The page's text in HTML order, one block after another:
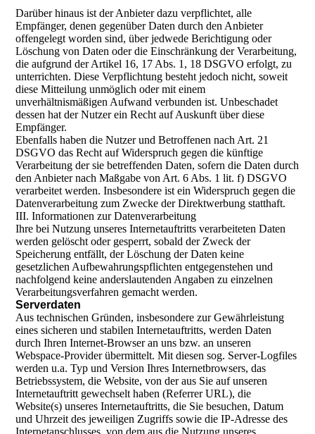
Darüber hinaus ist der Anbieter dazu verpflichtet, alle
Empfänger, denen gegenüber Daten durch den Anbieter
offengelegt worden sind, über jedwede Berichtigung oder
Löschung von Daten oder die Einschränkung der Verarbeitung,
die aufgrund der Artikel 16, 17 Abs. 1, 18 DSGVO erfolgt, zu
unterrichten. Diese Verpflichtung besteht jedoch nicht, soweit
diese Mitteilung unmöglich oder mit einem
unverhältnismäßigen Aufwand verbunden ist. Unbeschadet
dessen hat der Nutzer ein Recht auf Auskunft über diese
Empfänger.
Ebenfalls haben die Nutzer und Betroffenen nach Art. 21
DSGVO das Recht auf Widerspruch gegen die künftige
Verarbeitung der sie betreffenden Daten, sofern die Daten durch
den Anbieter nach Maßgabe von Art. 6 Abs. 1 lit. f) DSGVO
verarbeitet werden. Insbesondere ist ein Widerspruch gegen die
Datenverarbeitung zum Zwecke der Direktwerbung statthaft.
III. Informationen zur Datenverarbeitung
Ihre bei Nutzung unseres Internetauftritts verarbeiteten Daten
werden gelöscht oder gesperrt, sobald der Zweck der
Speicherung entfällt, der Löschung der Daten keine
gesetzlichen Aufbewahrungspflichten entgegenstehen und
nachfolgend keine anderslautenden Angaben zu einzelnen
Verarbeitungsverfahren gemacht werden.
Serverdaten
Aus technischen Gründen, insbesondere zur Gewährleistung
eines sicheren und stabilen Internetauftritts, werden Daten
durch Ihren Internet-Browser an uns bzw. an unseren
Webspace-Provider übermittelt. Mit diesen sog. Server-Logfiles
werden u.a. Typ und Version Ihres Internetbrowsers, das
Betriebssystem, die Website, von der aus Sie auf unseren
Internetauftritt gewechselt haben (Referrer URL), die
Website(s) unseres Internetauftritts, die Sie besuchen, Datum
und Uhrzeit des jeweiligen Zugriffs sowie die IP-Adresse des
Internetanschlusses, von dem aus die Nutzung unseres